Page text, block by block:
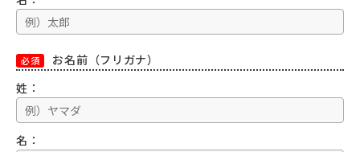
必須
お名前（フリガナ）
姓：
名：